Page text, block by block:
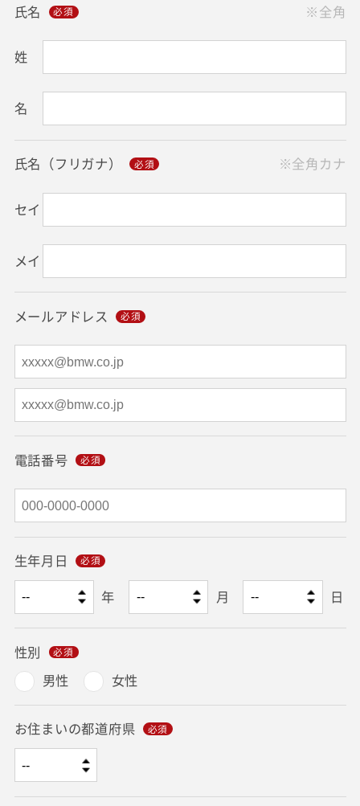
氏名
姓
名
※全角
氏名（フリガナ）
セイ
メイ
※全角カナ
メールアドレス
電話番号
生年月日
年
月 日
性別
男性
女性
お住まいの都道府県